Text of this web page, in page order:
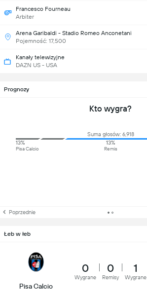
Francesco Fourneau
Arbiter
Arena Garibaldi - Stadio Romeo Anconetani
Pojemność: 17,500
Kanały telewizyjne
DAZN US - USA
Prognozy
Kto wygra?
Suma głosów: 6,918
13%
Pisa Calcio
13%
Remis
Poprzednie
Łeb w łeb
Pisa Calcio
0
Wygrane
0
Remisy
1
Wygrane